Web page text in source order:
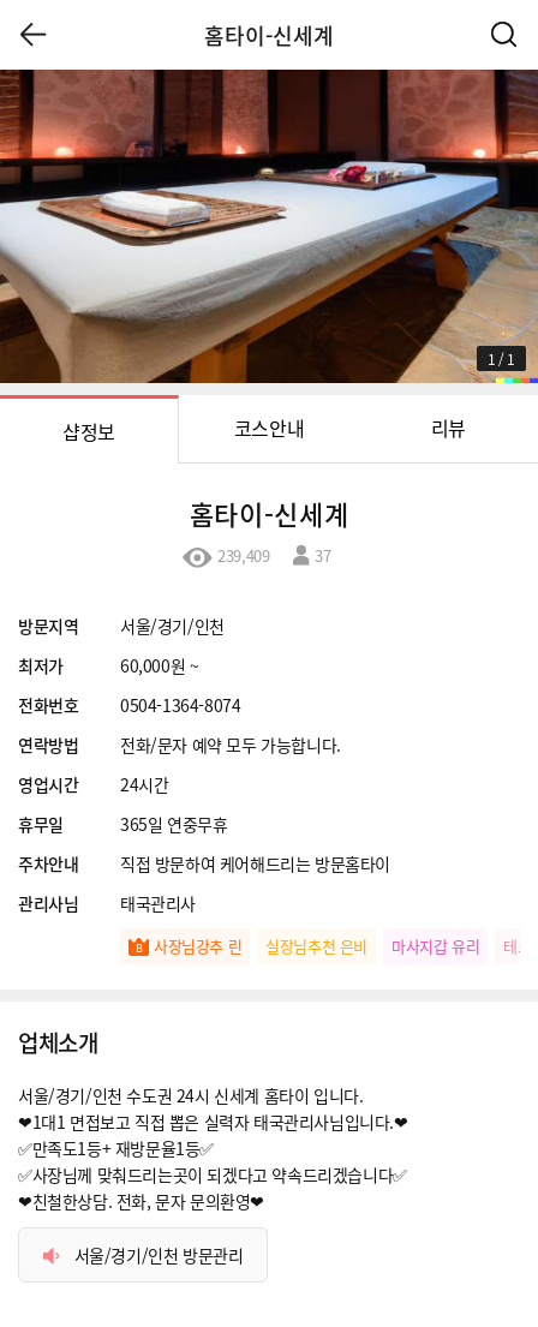
홈타이-신세계
1 /1
샵정보 코스안내 리뷰
홈타이-신세계
239,409 37
방문지역
서울/경기/인천
최저가
60,000원 ~
전화번호
0504-1364-8074
연락방법
전화/문자 예약 모두 가능합니다.
영업시간
24시간
휴무일
365일 연중무휴
주차안내
직접 방문하여 케어해드리는 방문홈타이
관리사님
태국관리사
사장님강추 린 실장님추천 은비 마사지갑 유리 테크
업체소개
서울/경기/인천 수도권 24시 신세계 홈타이 입니다.
❤1대1 면접보고 직접 뽑은 실력자 태국관리사님입니다.❤
✅만족도1등+ 재방문율1등✅
✅사장님께 맞춰드리는곳이 되겠다고 약속드리겠습니다✅
❤친철한상담. 전화, 문자 문의환영❤
서울/경기/인천 방문관리